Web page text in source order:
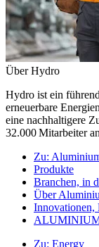
Über Hydro
Hydro ist ein
erneuerbare
eine nachhaltigere
32.000 Mitarbeiter
Zu:
Produkte
Branchen, in
Über
Innovationen,
Zu: Energy